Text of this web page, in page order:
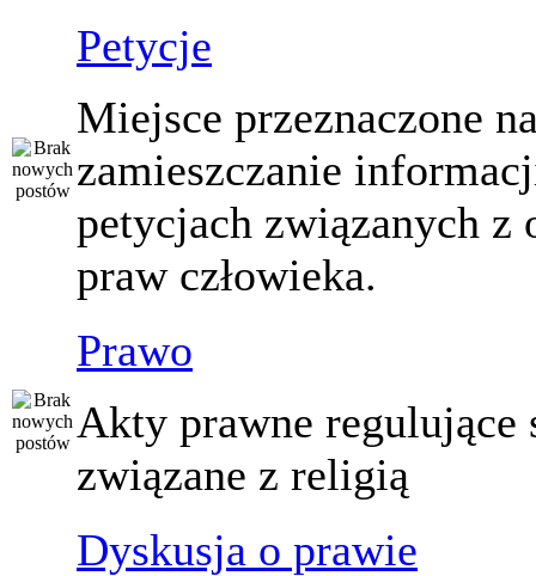
Petycje
Miejsce przeznaczone
zamieszczanie
petycjach związanych z
praw człowieka.
Prawo
Akty prawne regulujące
związane z religią
Dyskusja o prawie